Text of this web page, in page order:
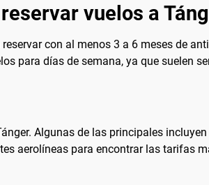
vuelos a
reservar con al menos 3 a 6 meses de
para días de semana, ya que suelen
Algunas de las principales
aerolíneas para encontrar las tarifas